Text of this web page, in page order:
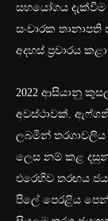
සහයෝගය දැක්වීම
සංචාරක
අදහස් ප්‍රචාරය කළා.
2022 ආසියානු
අවස්ථාවක්.
ලබමින්
ලෙස නම් කළ
එරෙහිව තරඟය
පිලේ පෙරළිය